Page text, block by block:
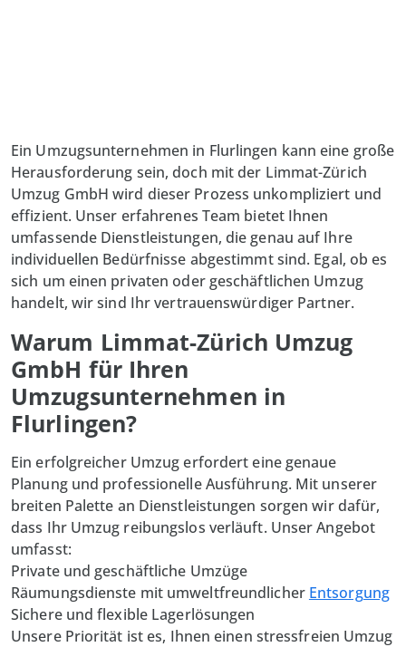
Ein Umzugsunternehmen in Flurlingen kann eine große
Herausforderung sein, doch mit der Limmat-Zürich
Umzug GmbH wird dieser Prozess unkompliziert und
effizient. Unser erfahrenes Team bietet Ihnen
umfassende Dienstleistungen, die genau auf Ihre
individuellen Bedürfnisse abgestimmt sind. Egal, ob es
sich um einen privaten oder geschäftlichen Umzug
handelt, wir sind Ihr vertrauenswürdiger Partner.
Warum Limmat-Zürich Umzug
GmbH für Ihren
Umzugsunternehmen in
Flurlingen?
Ein erfolgreicher Umzug erfordert eine genaue
Planung und professionelle Ausführung. Mit unserer
breiten Palette an Dienstleistungen sorgen wir dafür,
dass Ihr Umzug reibungslos verläuft. Unser Angebot
umfasst:
Private und geschäftliche Umzüge
Räumungsdienste mit umweltfreundlicher Entsorgung
Sichere und flexible Lagerlösungen
Unsere Priorität ist es, Ihnen einen stressfreien Umzug